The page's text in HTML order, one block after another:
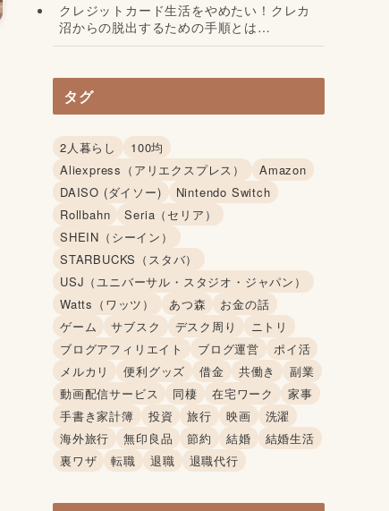
クレジットカード生活をやめたい！クレカ
沼からの脱出するための手順とは…
タグ
2人暮らし
100均
Aliexpress（アリエクスプレス）
Amazon
DAISO (ダイソー)
Nintendo Switch
Rollbahn
Seria（セリア）
SHEIN（シーイン）
STARBUCKS（スタバ）
USJ（ユニバーサル・スタジオ・ジャパン）
Watts（ワッツ）
あつ森
お金の話
ゲーム
サブスク デスク周り
ニトリ
ブログアフィリエイト
ブログ運営
ポイ活
メルカリ
便利グッズ 借金 共働き
副業
動画配信サービス
同棲 在宅ワーク
家事
手書き家計簿
投資 旅行 映画
洗濯
海外旅行
無印良品 節約 結婚
結婚生活
裏ワザ
転職 退職 退職代行